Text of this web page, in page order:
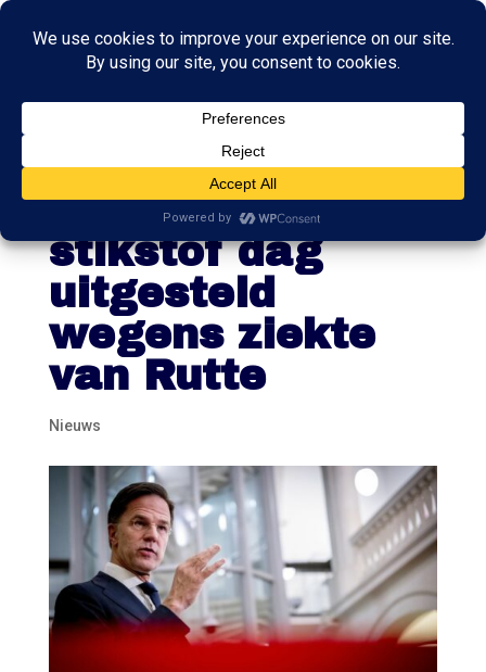
Tweede
Kamerdebat over
stikstof dag
uitgesteld
wegens ziekte
van Rutte
Nieuws